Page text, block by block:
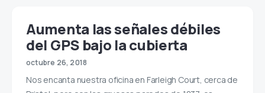
Aumenta las señales débiles
del GPS bajo la cubierta
octubre 26, 2018
Nos encanta nuestra oficina en Farleigh Court, cerca de